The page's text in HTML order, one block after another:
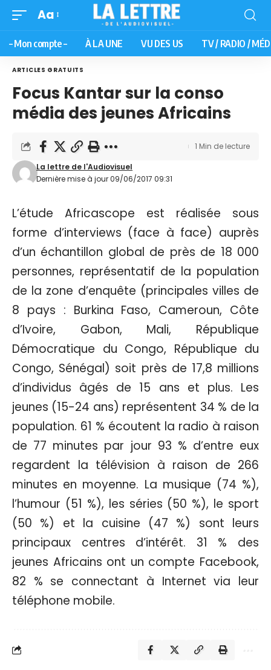
Aa
– Mon compte – À LA UNE VU DES US TV / RADIO /
ARTICLES GRATUITS
Focus Kantar sur la conso
média des jeunes Africains
Dernière mise à jour 09/06/2017 09:31
La lettre de l'Audiovisuel
1 Min de lecture
L’étude Africascope est réalisée sous
forme d’interviews (face à face) auprès
d’un échantillon global de près de 18 000
personnes, représentatif de la population
de la zone d’enquête (principales villes de
8 pays : Burkina Faso, Cameroun, Côte
d’Ivoire, Gabon, Mali, République
Démocratique du Congo, République du
Congo, Sénégal) soit près de 17,8 millions
d’individus âgés de 15 ans et plus. Les
jeunes (15-24 ans) représentent 34 % de la
population. 61 % écoutent la radio à raison
de 77 minutes par jour 93 % d’entre eux
regardent la télévision à raison de 266
minutes en moyenne. La musique (74 %),
l’humour (51 %), les séries (50 %), le sport
(50 %) et la cuisine (47 %) sont leurs
principaux centres d’intérêt. 31 % des
jeunes Africains ont un compte Facebook,
82 % se connectant à Internet via leur
téléphone mobile.